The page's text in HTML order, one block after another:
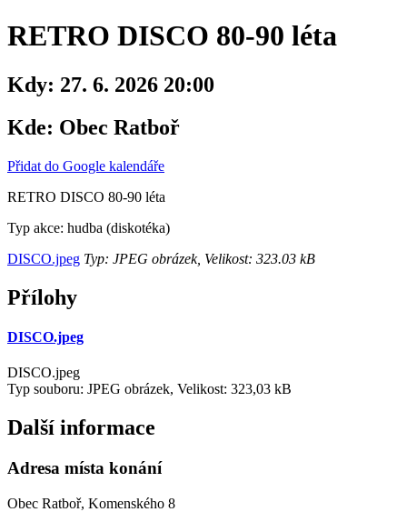
RETRO DISCO 80-90 léta
Kdy: 27. 6. 2026 20:00
Kde: Obec Ratboř
Přidat do Google kalendáře
RETRO DISCO 80-90 léta
Typ akce: hudba (diskotéka)
DISCO.jpeg Typ: JPEG obrázek, Velikost: 323.03 kB
Přílohy
DISCO.jpeg
DISCO.jpeg
Typ souboru: JPEG obrázek, Velikost: 323,03 kB
Další informace
Adresa místa konání
Obec Ratboř, Komenského 8